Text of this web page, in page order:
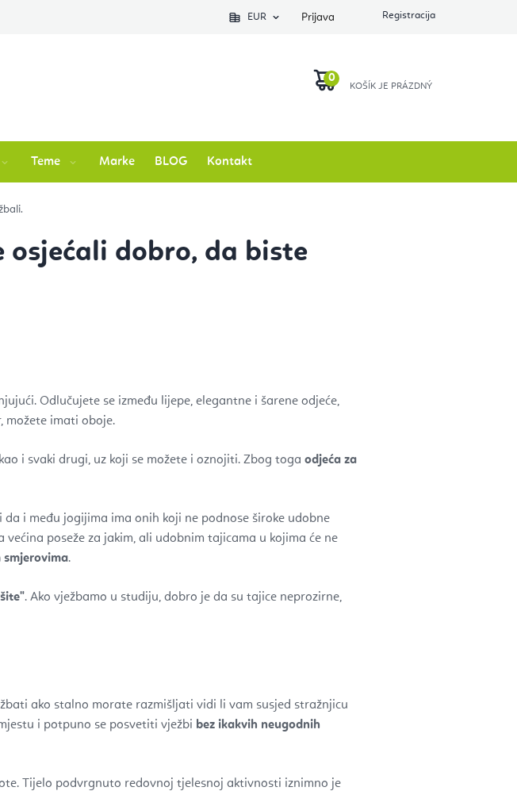
EUR Prijava
Teme Marke BLOG Kontakt
osjećali dobro, da biste
Odlučujete se između lijepe, elegantne i šarene odjeće,
možete imati oboje.
i svaki drugi, uz koji se možete i oznojiti. Zbog toga odjeća za
da i među jogijima ima onih koji ne podnose široke udobne
poseže za jakim, ali udobnim tajicama u kojima će ne
smjerovima.
. Ako vježbamo u studiju, dobro je da su tajice neprozirne,
ako stalno morate razmišljati vidi li vam susjed stražnjicu
i potpuno se posvetiti vježbi bez ikakvih neugodnih
Tijelo podvrgnuto redovnoj tjelesnoj aktivnosti iznimno je